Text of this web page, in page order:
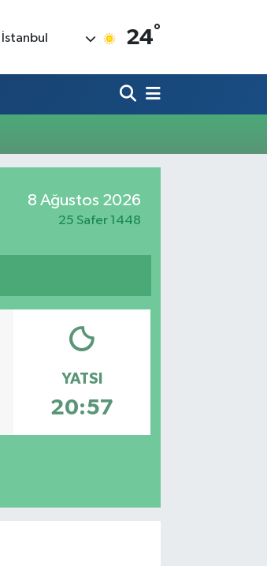
İstanbul 24°
8 Ağustos 2026
25 Safer 1448
YATSI
20:57